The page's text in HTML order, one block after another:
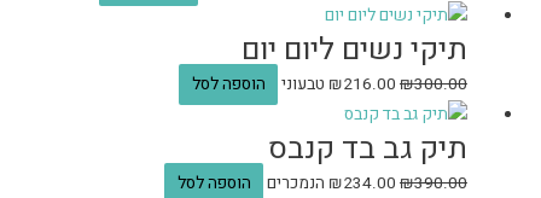
תיקי נשים ליום יום
₪300.00
₪216.00 טבעוני הוספה לסל
תיק גב בד קנבס
₪390.00
₪234.00 הנמכרים
הוספה לסל